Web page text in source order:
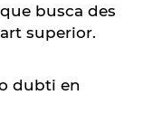
busca des
superior.
dubti en